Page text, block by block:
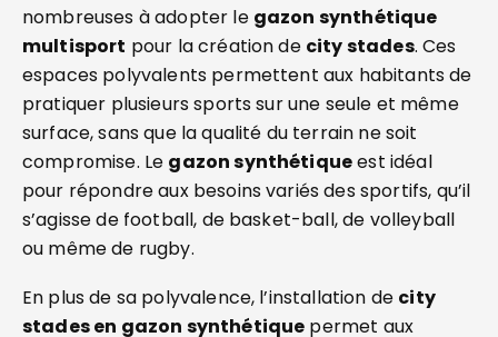
nombreuses à adopter le gazon synthétique
multisport pour la création de city stades. Ces
espaces polyvalents permettent aux habitants de
pratiquer plusieurs sports sur une seule et même
surface, sans que la qualité du terrain ne soit
compromise. Le gazon synthétiqueest idéal
pour répondre aux besoins variés des sportifs, qu’il
s’agisse de football, de basket-ball, de volleyball
ou même de rugby.
En plus de sa polyvalence, l’installation de city
stades en gazon synthétique permet aux